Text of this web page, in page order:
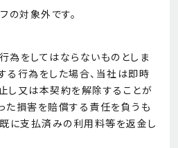
の対象外です。
為をしてはならないものとしま
る行為をした場合、当社は即時
し又は本契約を解除することが
た損害を賠償する責任を負うも
既に支払済みの利用料等を返金し